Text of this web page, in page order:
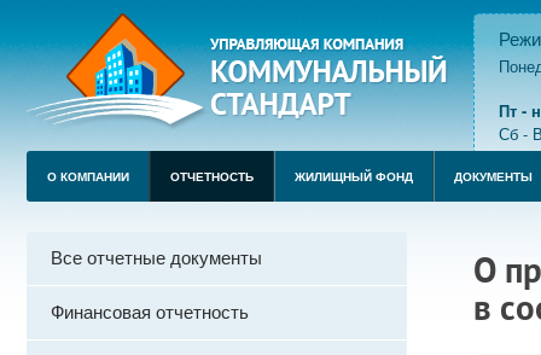
Пт -
Сб -
О КОМПАНИИ ОТЧЕТНОСТЬ ЖИЛИЩНЫЙ ФОНД ДОКУМЕНТЫ
О
в
Все отчетные документы
Финансовая отчетность